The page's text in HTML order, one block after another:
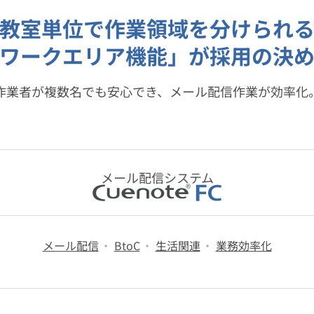
教室単位で作業領域を分けられる
ークエリア機能」が採用の決
業者が複数名でも安心でき、メール配信作業が効率化。
メール配信システム
メール配信 BtoC 生活関連 業務効率化